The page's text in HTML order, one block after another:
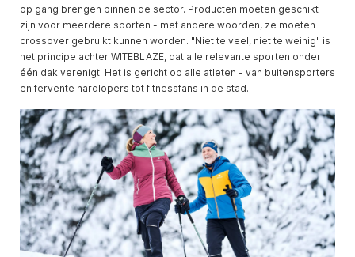
op gang brengen binnen de sector. Producten moeten geschikt
zijn voor meerdere sporten - met andere woorden, ze moeten
crossover gebruikt kunnen worden. "Niet te veel, niet te weinig" is
het principe achter WITEBLAZE, dat alle relevante sporten onder
één dak verenigt. Het is gericht op alle atleten - van buitensporters
en fervente hardlopers tot fitnessfans in de stad.